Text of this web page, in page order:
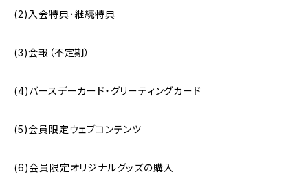
(2)入会特典･継続特典
(3)会報（不定期）
(4)バースデーカード・グリーティングカード
(5)会員限定ウェブコンテンツ
(6)会員限定オリジナルグッズの購入